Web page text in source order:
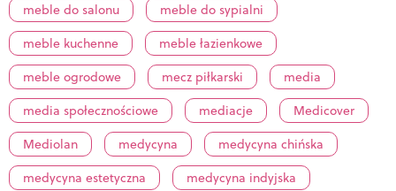
meble do salonu
meble do sypialni
meble kuchenne
meble łazienkowe
meble ogrodowe
mecz piłkarski
media
media społecznościowe
mediacje
Medicover
Mediolan
medycyna
medycyna chińska
medycyna estetyczna
medycyna indyjska